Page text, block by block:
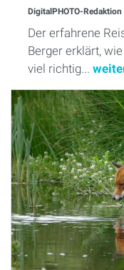
DigitalPHOTO-Redaktion
Der erfahrene
Berger erklärt,
viel richtig...